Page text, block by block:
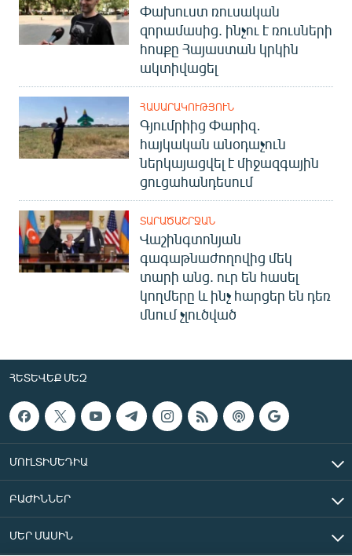
Փախուստ ռուսական
զորամասից. ինչու է ռուսների
հոսքը Հայաստան կրկին
ակտիվացել
ՀԱՍԱՐԱԿՈՒԹՅՈՒՆ
Գյումրիից Փարիզ․
հայկական անօդաչուն
ներկայացվել է միջազգային
ցուցահանդեսում
ՏԱՐԱԾԱՇՐՋԱՆ
Վաշինգտոնյան
գագաթնաժողովից մեկ
տարի անց. ուր են հասել
կողմերը և ինչ հարցեր են դեռ
մնում չլուծված
ՀԵՏԵՎԵՔ ՄԵԶ
ՄՈՒԼՏԻՄԵԴԻԱ
ԲԱԺԻՆՆԵՐ
ՄԵՐ ՄԱՍԻՆ